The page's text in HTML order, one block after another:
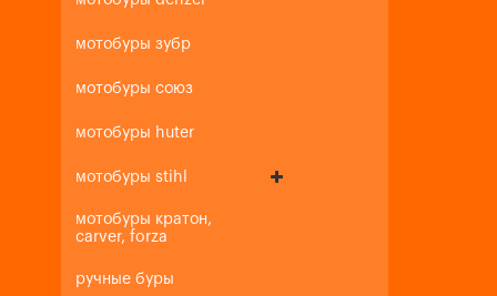
мотобуры зубр
мотобуры союз
мотобуры huter
мотобуры stihl
мотобуры кратон,
carver, forza
ручные буры